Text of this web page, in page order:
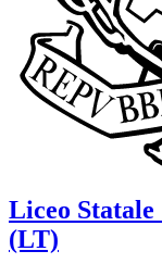
Liceo Statale
(LT)